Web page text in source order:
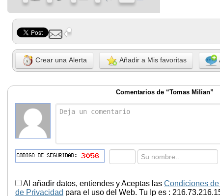
Crear una Alerta Añadir a Mis favoritas
Comentarios de “Tomas Milian”
Al añadir datos, entiendes y Aceptas las Condiciones
de Privacidad para el uso del Web. Tu Ip es :